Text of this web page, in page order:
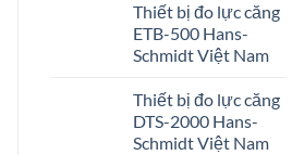
Thiết bị đo lực căng
ETB-500 Hans-
Schmidt Việt Nam
Thiết bị đo lực căng
DTS-2000 Hans-
Schmidt Việt Nam